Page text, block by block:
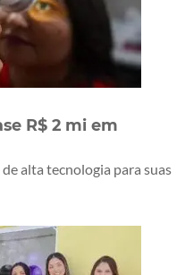
R$ 2 mi em
alta tecnologia para suas